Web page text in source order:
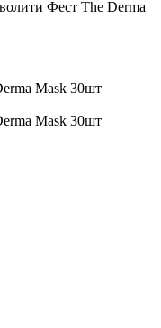
Фест The Derma
Mask 30шт
Mask 30шт